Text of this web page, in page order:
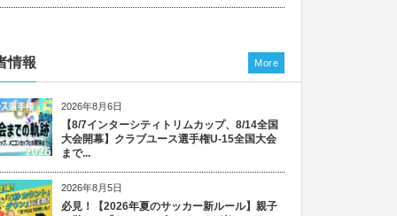
情報
2026年8月6日
【8/7インターシティトリムカップ、8/14全国
大会開幕】クラブユース選手権U-15全国大会
まで...
2026年8月5日
必見！【2026年夏のサッカー新ルール】親子
More